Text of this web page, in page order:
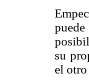
su
el